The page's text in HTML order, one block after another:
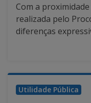
Com a
realizada pelo
diferenças
Utilidade Pública